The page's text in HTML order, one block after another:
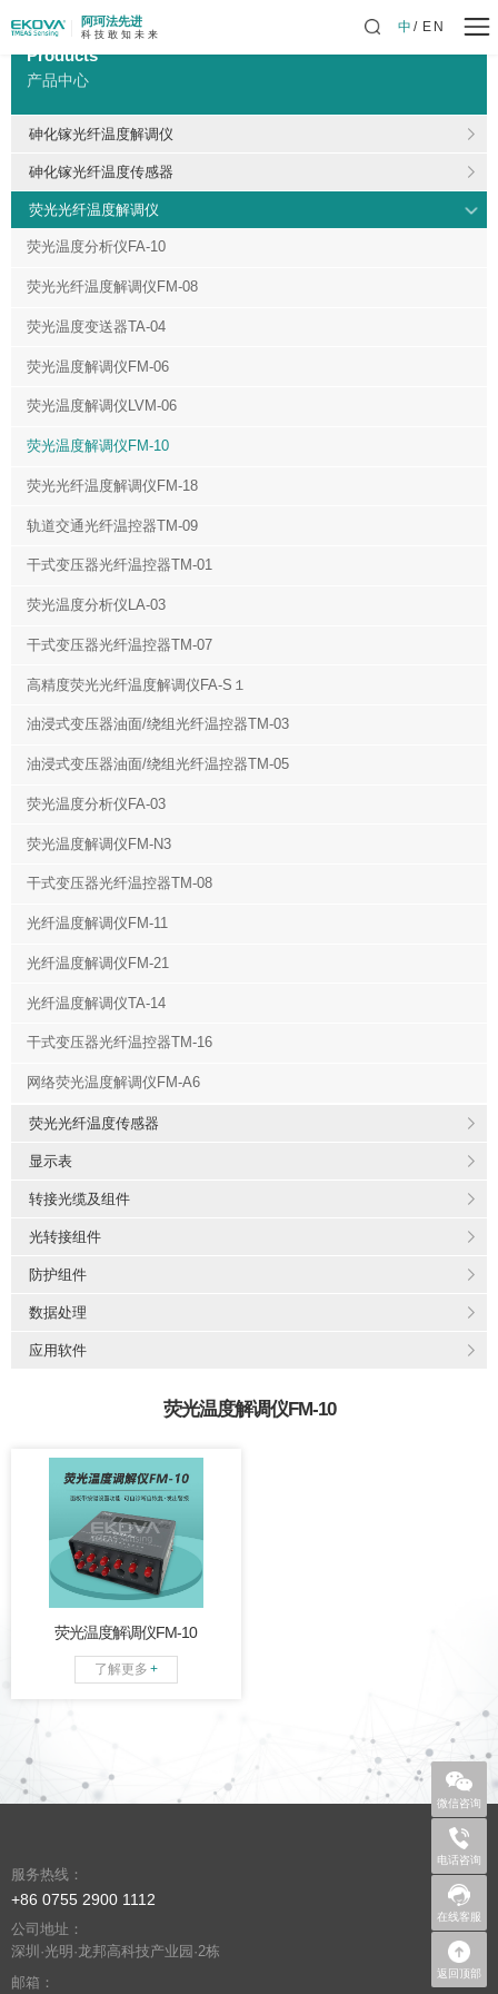
阿珂法先进
科 技 敢 知 未 来
中 EN
Products
产品中心
砷化镓光纤温度解调仪
砷化镓光纤温度传感器
荧光光纤温度解调仪
荧光温度分析仪FA-10
荧光光纤温度解调仪FM-08
荧光温度变送器TA-04
荧光温度解调仪FM-06
荧光温度解调仪LVM-06
荧光温度解调仪FM-10
荧光光纤温度解调仪FM-18
轨道交通光纤温控器TM-09
干式变压器光纤温控器TM-01
荧光温度分析仪LA-03
干式变压器光纤温控器TM-07
高精度荧光光纤温度解调仪FA-S１
油浸式变压器油面/绕组光纤温控器TM-03
油浸式变压器油面/绕组光纤温控器TM-05
荧光温度分析仪FA-03
荧光温度解调仪FM-N3
干式变压器光纤温控器TM-08
光纤温度解调仪FM-11
光纤温度解调仪FM-21
光纤温度解调仪TA-14
干式变压器光纤温控器TM-16
网络荧光温度解调仪FM-A6
荧光光纤温度传感器
显示表
转接光缆及组件
光转接组件
防护组件
数据处理
应用软件
荧光温度解调仪FM-10
荧光温度解调仪FM-10
了解更多 +
9~12通道温度解析及2通道对
外RS 485串口；内部带有蜂
鸣器报警功能；设备带有自
诊断，自恢复等功能。
服务热线：
+86 0755 2900 1112
公司地址：
深圳·光明·龙邦高科技产业园·2栋
邮箱：
微信咨询
电话咨询
+86
在线客服
返回顶部